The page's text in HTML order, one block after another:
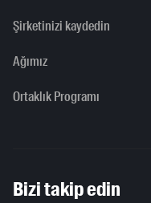
Şirketinizi kaydedin
Ağımız
Ortaklık Programı
Bizi takip edin